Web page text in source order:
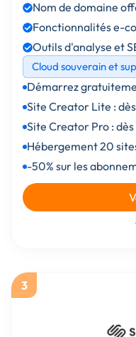
Nom de domaine
Fonctionnalités e-
Outils d'analyse et
Cloud souverain et
Démarrez
Site Creator Lite :
Site Creator Pro :
Hébergement 20
-50% sur les
3